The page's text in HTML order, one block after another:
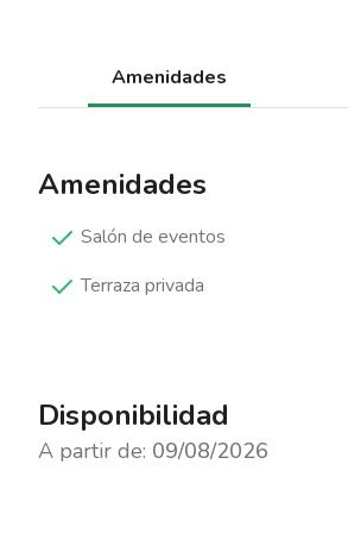
Amenidades
Amenidades
Salón de eventos
Terraza privada
Disponibilidad
A partir de: 09/08/2026